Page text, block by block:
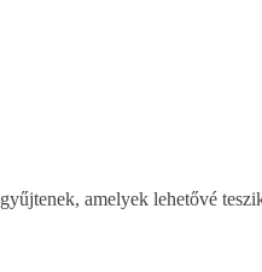
amelyek lehetővé